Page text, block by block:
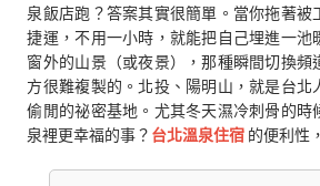
泉飯店跑？答案其實很簡單。當你拖著被
捷運，不用一小時，就能把自己埋進一池
窗外的山景（或夜景），那種瞬間切換頻
方很難複製的。北投、陽明山，就是台北
偷閒的祕密基地。尤其冬天濕冷刺骨的時
泉裡更幸福的事？ 台北溫泉住宿 的便利性